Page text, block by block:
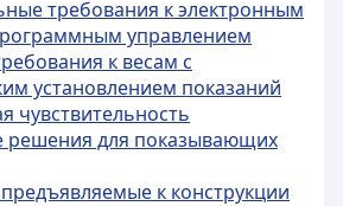
требования к электронным
управлением
к весам с
установлением показаний
чувствительность
решения для показывающих
к конструкции